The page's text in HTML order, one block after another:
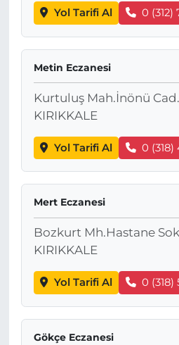
Yol Tarifi Al 0 (312)
Metin Eczanesi
Kurtuluş Mah.İnönü
KIRIKKALE
Yol Tarifi Al 0 (318)
Mert Eczanesi
Bozkurt Mh.Hastane
KIRIKKALE
Yol Tarifi Al 0 (318)
Gökçe Eczanesi